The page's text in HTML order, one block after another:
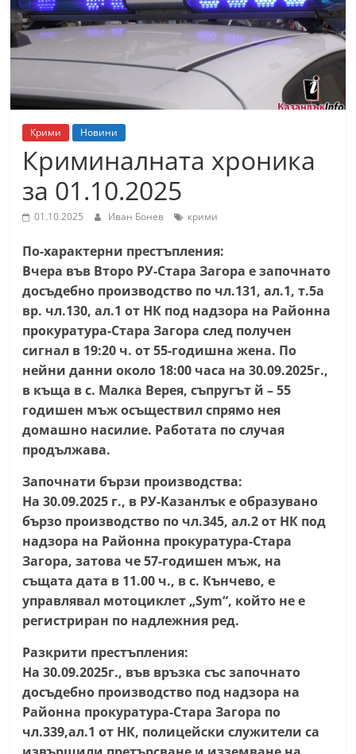
т
К
а
а
н
ъ
и
б
л
а
с
т
С
т
а
р
а
З
а
г
о
р
–
a
z
n
l
Крими Новини
Криминалната хроника
за 01.10.2025
01.10.2025 Иван Бонев крими
По-характерни престъпления:
Вчера във Второ РУ-Стара Загора е започнато
досъдебно производство по чл.131, ал.1, т.5а
вр. чл.130, ал.1 от НК под надзора на Районна
прокуратура-Стара Загора след получен
сигнал в 19:20 ч. от 55-годишна жена. По
нейни данни около 18:00 часа на 30.09.2025г.,
в къща в с. Малка Верея, съпругът й – 55
годишен мъж осъществил спрямо нея
домашно насилие. Работата по случая
продължава.
Започнати бързи производства:
На 30.09.2025 г., в РУ-Казанлък е образувано
бързо производство по чл.345, ал.2 от НК под
надзора на Районна прокуратура-Стара
Загора, затова че 57-годишен мъж, на
същата дата в 11.00 ч., в с. Кънчево, е
управлявал мотоциклет „Sym“, който не е
регистриран по надлежния ред.
Разкрити престъпления:
На 30.09.2025г., във връзка със започнато
досъдебно производство под надзора на
Районна прокуратура-Стара Загора по
чл.339,ал.1 от НК, полицейски служители са